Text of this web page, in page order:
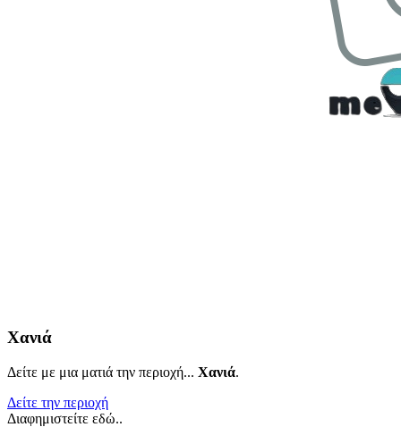
Χανιά
Δείτε με μια ματιά την περιοχή... Χανιά.
Δείτε την περιοχή
Διαφημιστείτε εδώ..